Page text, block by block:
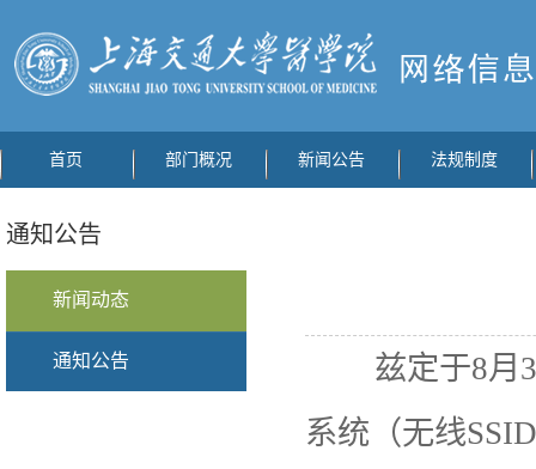
首页 部门概况 新闻公告 法规制度
通知公告
新闻动态
通知公告
兹定于8月
系统（无线